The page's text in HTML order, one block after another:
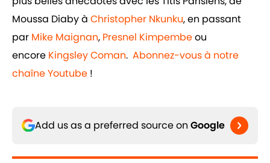
Moussa Diaby à Christopher Nkunku, en passant
par Mike Maignan, Presnel Kimpembeou
encore Kingsley Coman. Abonnez-vous à notre
chaîne Youtube !
Add us as a preferred source on Google